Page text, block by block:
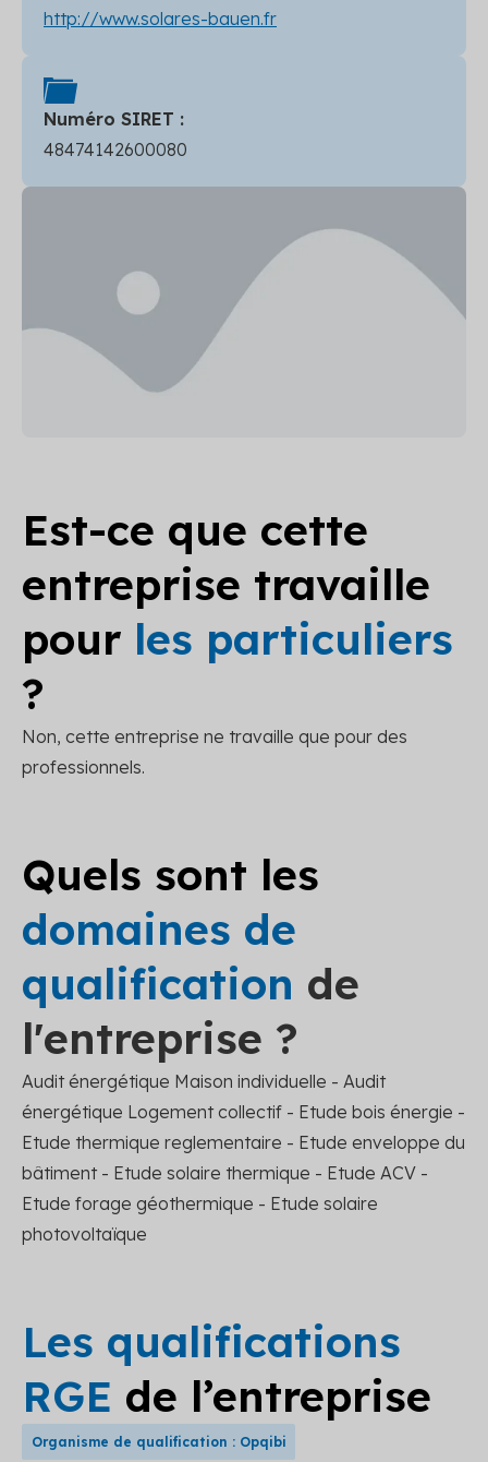
http://www.solares-bauen.fr
Numéro SIRET :
48474142600080
Est-ce que cette
entreprise travaille
pour les particuliers
?
Non, cette entreprise ne travaille que pour des
professionnels.
Quels sont les
domaines de
qualification de
l'entreprise ?
Audit énergétique Maison individuelle - Audit
énergétique Logement collectif - Etude bois énergie -
Etude thermique reglementaire - Etude enveloppe du
bâtiment - Etude solaire thermique - Etude ACV -
Etude forage géothermique - Etude solaire
photovoltaïque
Les qualifications
RGE de l’entreprise
Organisme de qualification : Opqibi